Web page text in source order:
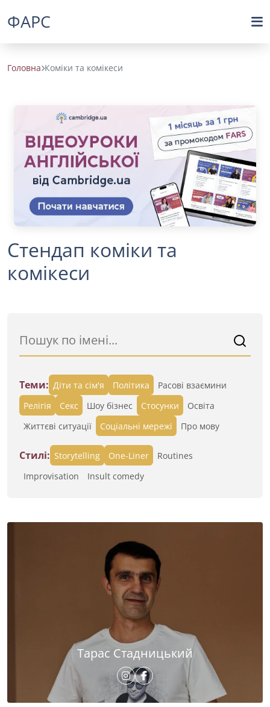
ФАРС
Головна Коміки та комікеси
Стендап коміки та
комікеси
Теми: Діти та сім'я Політика
Расові взаємини
Релігія
Секс Шоу бізнес Стосунки
Освіта
Життєві ситуації
Cоціальні мережі Про мову
Стилі: Storytelling One-Liner
Routines
Improvisation
Insult comedy
Тарас Стадницький